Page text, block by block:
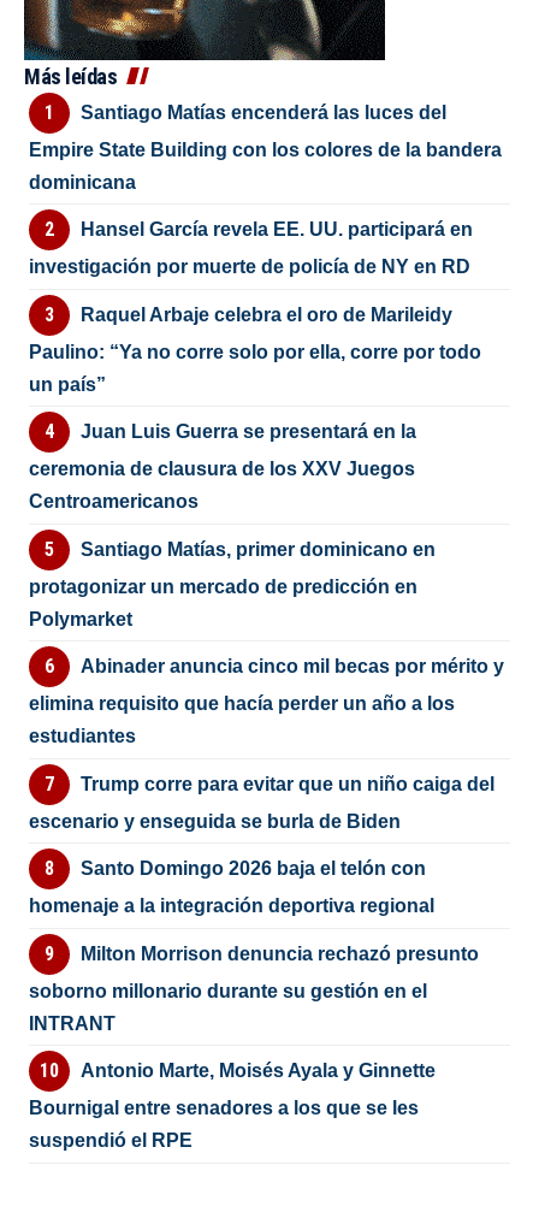
Más leídas
Santiago Matías encenderá las luces del
Empire State Building con los colores de la bandera
dominicana
Hansel García revela EE. UU. participará en
investigación por muerte de policía de NY en RD
Raquel Arbaje celebra el oro de Marileidy
Paulino: “Ya no corre solo por ella, corre por todo
un país”
Juan Luis Guerra se presentará en la
ceremonia de clausura de los XXV Juegos
Centroamericanos
Santiago Matías, primer dominicano en
protagonizar un mercado de predicción en
Polymarket
Abinader anuncia cinco mil becas por mérito y
elimina requisito que hacía perder un año a los
estudiantes
Trump corre para evitar que un niño caiga del
escenario y enseguida se burla de Biden
Santo Domingo 2026 baja el telón con
homenaje a la integración deportiva regional
Milton Morrison denuncia rechazó presunto
soborno millonario durante su gestión en el
INTRANT
Antonio Marte, Moisés Ayala y Ginnette
Bournigal entre senadores a los que se les
suspendió el RPE